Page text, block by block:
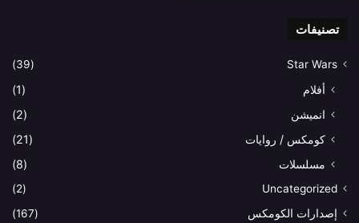
تصنيفات
Star Wars
(39)
أفلام
(1)
انميشن
(2)
كومكس / روايات
(21)
مسلسلات
(8)
Uncategorized
(2)
إصدارات الكومكس
(167)